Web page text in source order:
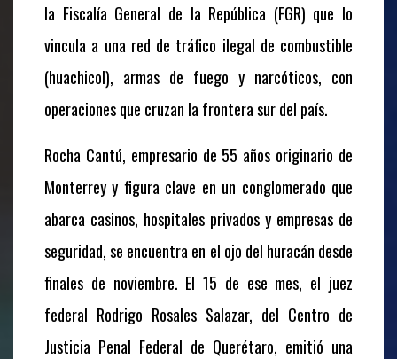
la Fiscalía General de la República (FGR) que lo
vincula a una red de tráfico ilegal de combustible
(huachicol), armas de fuego y narcóticos, con
operaciones que cruzan la frontera sur del país.
Rocha Cantú, empresario de 55 años originario de
Monterrey y figura clave en un conglomerado que
abarca casinos, hospitales privados y empresas de
seguridad, se encuentra en el ojo del huracán desde
finales de noviembre. El 15 de ese mes, el juez
federal Rodrigo Rosales Salazar, del Centro de
Justicia Penal Federal de Querétaro, emitió una